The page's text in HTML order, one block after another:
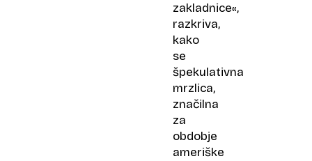
zakladnice«,
razkriva,
kako
se
špekulativna
mrzlica,
značilna
za
obdobje
ameriške